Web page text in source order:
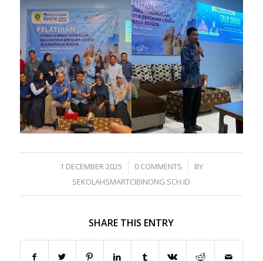
1 DECEMBER 2025
/ 0 COMMENTS
/
BY
SEKOLAHSMARTCIBINONG.SCH.ID
SHARE THIS ENTRY